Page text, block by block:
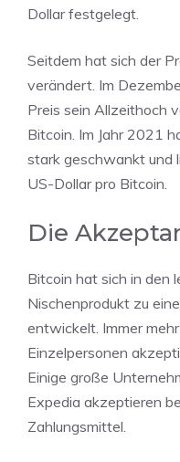
Dollar festgelegt.
Seitdem hat sich der
verändert. Im
Preis sein Allzeithoch
Bitcoin. Im Jahr 2021
stark geschwankt und
US-Dollar pro Bitcoin.
Die
Bitcoin hat sich in den
Nischenprodukt zu
entwickelt. Immer
Einzelpersonen
Einige große
Expedia akzeptieren
Zahlungsmittel.